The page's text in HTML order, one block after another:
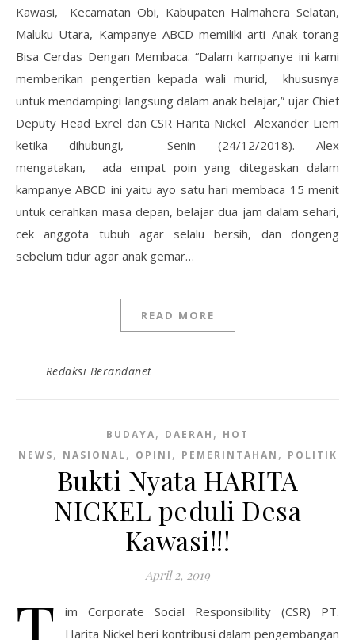
Kawasi, Kecamatan Obi, Kabupaten Halmahera Selatan,
Maluku Utara, Kampanye ABCD memiliki arti Anak torang
Bisa Cerdas Dengan Membaca. “Dalam kampanye ini kami
memberikan pengertian kepada wali murid, khususnya
untuk mendampingi langsung dalam anak belajar,” ujar Chief
Deputy Head Exrel dan CSR Harita Nickel Alexander Liem
ketika dihubungi, Senin (24/12/2018). Alex
mengatakan, ada empat poin yang ditegaskan dalam
kampanye ABCD ini yaitu ayo satu hari membaca 15 menit
untuk cerahkan masa depan, belajar dua jam dalam sehari,
cek anggota tubuh agar selalu bersih, dan dongeng
sebelum tidur agar anak gemar…
READ MORE
Redaksi Berandanet
BUDAYA, DAERAH , HOT
NEWS, NASIONAL, OPINI , PEMERINTAHAN , POLITIK
Bukti Nyata HARITA
NICKEL peduli Desa
Kawasi!!!
April 2, 2019
im Corporate Social Responsibility (CSR) PT.
Harita Nickel beri kontribusi dalam pengembangan